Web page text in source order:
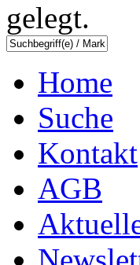
gelegt.
Home
Suche
Kontakt
AGB